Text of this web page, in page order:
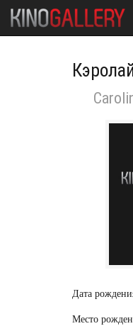
Дата
Место